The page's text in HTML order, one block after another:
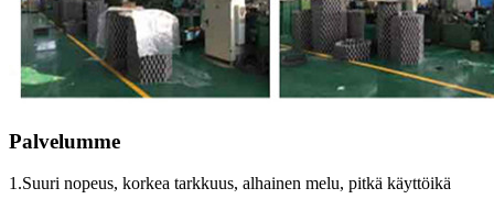
Palvelumme
1.Suuri nopeus, korkea tarkkuus, alhainen melu, pitkä käyttöikä